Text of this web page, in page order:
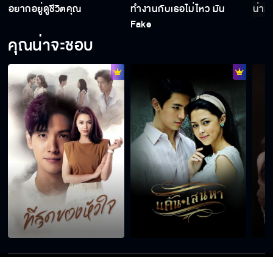
มุกซ้ำอีกแล้วนะ บีบน้ำตา ระวังคนดูจะเบื่อ
เป็นแฟนกันนะ
รักสามเส้า จะอยู่ได้นานแค่ไหน
ถ้าหวานรักบีมไม่ได้ หวานไปรักคนอื่นก็ได้
อยากอยู่ดูชีวิตคุณ
ทำงานกับเธอไม่ไหว มัน
Fake
น่า
คุณน่าจะชอบ